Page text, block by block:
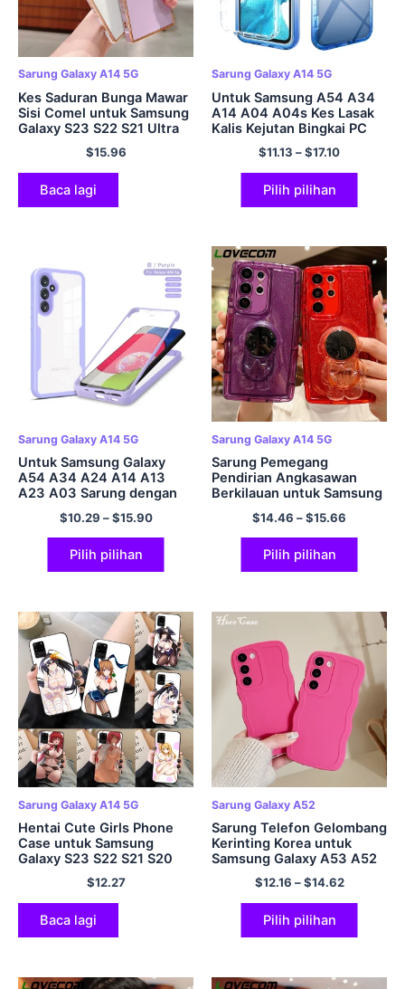
Sarung Galaxy A14 5G
Kes Saduran Bunga Mawar
Sisi Comel untuk Samsung
Galaxy S23 S22 S21 Ultra
Plus S20 FE A54 A34 A14
A53 A23 A24 5G Bumper
Soft Cover
$15.96
Baca lagi
Sarung Galaxy A14 5G
Untuk Samsung A54 A34
A14 A04 A04s Kes Lasak
Kalis Kejutan Bingkai PC
Jelas Penutup Belakang
Penutup Bumper (Tanpa
Filem PET)
$11.13 –$17.10
Pilih pilihan
Sarung Galaxy A14 5G
Untuk Samsung Galaxy
A54 A34 A24 A14 A13
A23 A03 Sarung dengan
Pelindung Skrin Terbina
Dalam, Penutup Telefon
Kalis Kejutan Tentera
Penuh Badan
$10.29 –$15.90
Pilih pilihan
Sarung Galaxy A14 5G
Sarung Pemegang
Pendirian Angkasawan
Berkilauan untuk Samsung
S23 Ultra S22 S21 Plus
A23 A13 A14 A34 A54
A32 A52 A51 A71 A72
Penutup Jelas Lembut
$14.46 –$15.66
Pilih pilihan
Sarung Galaxy A14 5G
Hentai Cute Girls Phone
Case untuk Samsung
Galaxy S23 S22 S21 S20
Plus Ultra F14 F54 M14
M54 M53 Note20 Penutup
Telefon Hitam Lembut
$12.27
Baca lagi
Sarung Galaxy A52
Sarung Telefon Gelombang
Kerinting Korea untuk
Samsung Galaxy A53 A52
A23 A33 A13 5G A32 A72
A514G A73 A71 Kulit
Lembut Silikon
$12.16 –$14.62
Pilih pilihan